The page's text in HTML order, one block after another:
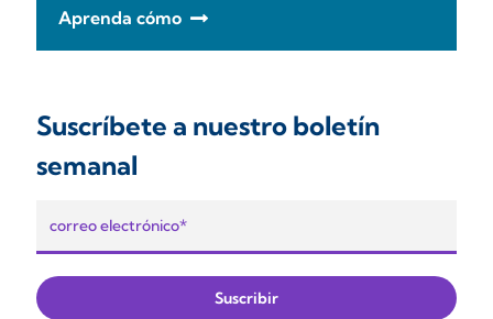
Aprenda cómo
Suscríbete a nuestro boletín
semanal